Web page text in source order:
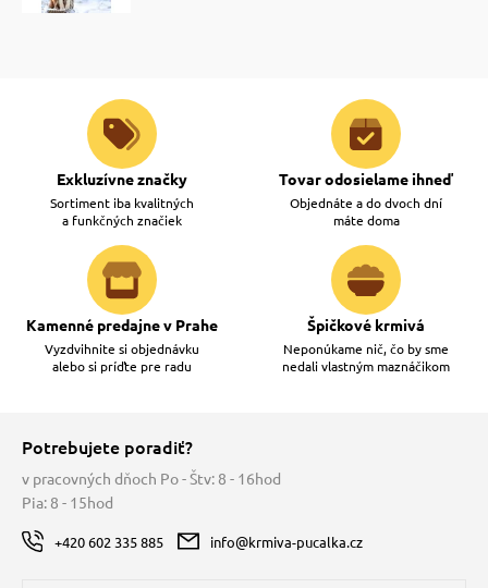
Exkluzívne značky
Sortiment iba kvalitných
a funkčných značiek
Tovar odosielame ihneď
Objednáte a do dvoch dní
máte doma
Kamenné predajne v Prahe
Vyzdvihnite si objednávku
alebo si príďte pre radu
Špičkové krmivá
Neponúkame nič, čo by sme
nedali vlastným maznáčikom
Potrebujete poradiť?
v pracovných dňoch Po - Štv: 8 - 16hod
Pia: 8 - 15hod
+420 602 335 885 info@krmiva-pucalka.cz